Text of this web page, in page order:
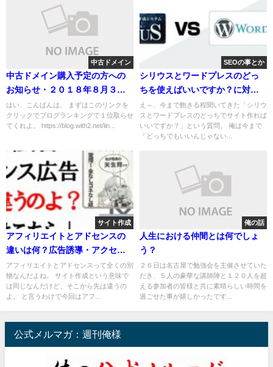
中古ドメイン
中古ドメイン購入予定の方への
お知らせ・２０１８年８月３１
日
はい、こんばんは。 まずはこのリンクを
クリックでブログランキングで１位取らせ
てくれよ。 https://blog.with2.net/lin...
SEOの事とか
シリウスとワードプレスのどっ
ちを使えばいいですか？に対す
る現在の回答
え～、今まで飽きる程聞いてきた「シリウ
スとワードプレスのどっちでサイト作れば
いいですか？」という質問。 俺は今まで
「どっちでもいいんじゃない...
サイト作成
アフィリエイトとアドセンスの
違いは何？広告誘導・アクセ
ス・キーワード選定はどうする
のよ
アフィリエイトとアドセンスって全くの別
物なんだよね。 サイト作成という意味で
は同じなんだけど、そこから先は違うの
よ。 と言うわけで今回はアフ...
俺の話
人生における仲間とは何でしょ
う？
２６日は名古屋で勉強会を主催させていた
だき、５人の豪華な講師陣と１２０人を超
える参加者の皆様と共に素晴らしい時間を
過ごせた事が嬉しかったです...
公式メルマガ：週刊俺様